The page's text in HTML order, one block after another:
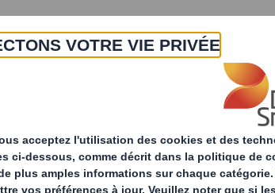
A propos
Machines d'emballages